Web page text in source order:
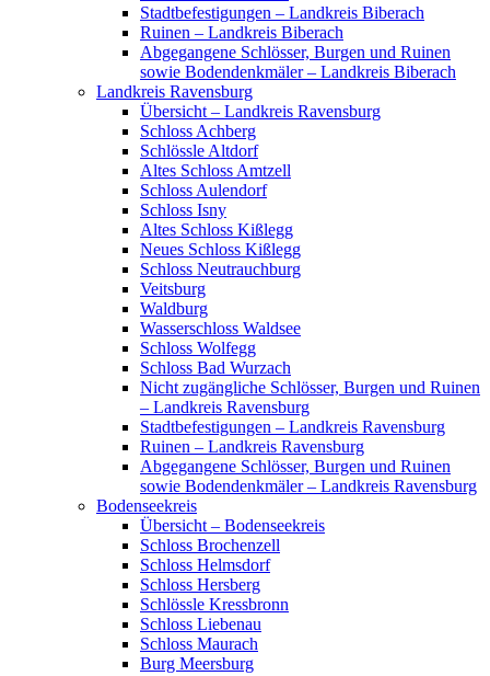
Stadtbefestigungen – Landkreis Biberach
Ruinen – Landkreis Biberach
Abgegangene Schlösser, Burgen und Ruinen
sowie Bodendenkmäler – Landkreis Biberach
Landkreis Ravensburg
Übersicht – Landkreis Ravensburg
Schloss Achberg
Schlössle Altdorf
Altes Schloss Amtzell
Schloss Aulendorf
Schloss Isny
Altes Schloss Kißlegg
Neues Schloss Kißlegg
Schloss Neutrauchburg
Veitsburg
Waldburg
Wasserschloss Waldsee
Schloss Wolfegg
Schloss Bad Wurzach
Nicht zugängliche Schlösser, Burgen und Ruinen
– Landkreis Ravensburg
Stadtbefestigungen – Landkreis Ravensburg
Ruinen – Landkreis Ravensburg
Abgegangene Schlösser, Burgen und Ruinen
sowie Bodendenkmäler – Landkreis Ravensburg
Bodenseekreis
Übersicht – Bodenseekreis
Schloss Brochenzell
Schloss Helmsdorf
Schloss Hersberg
Schlössle Kressbronn
Schloss Liebenau
Schloss Maurach
Burg Meersburg